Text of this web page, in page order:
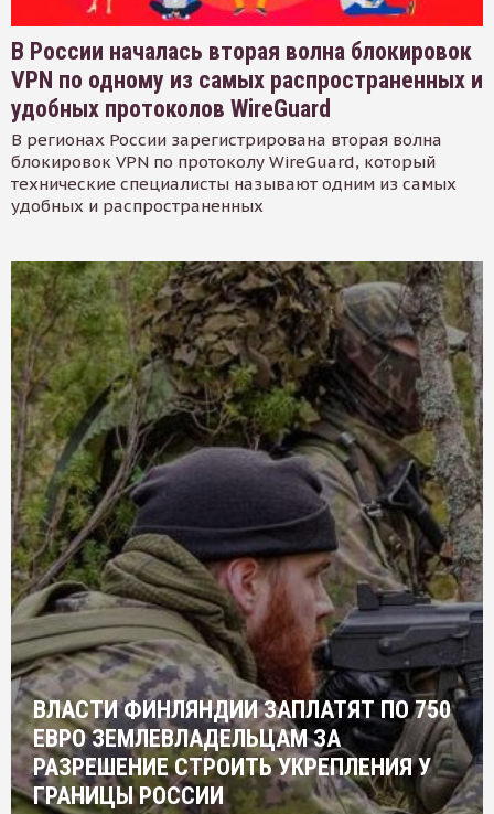
В России началась вторая волна блокировок
VPN по одному из самых распространенных и
удобных протоколов WireGuard
В регионах России зарегистрирована вторая волна
блокировок VPN по протоколу WireGuard, который
технические специалисты называют одним из самых
удобных и распространенных
ВЛАСТИ ФИНЛЯНДИИ ЗАПЛАТЯТ ПО 750
ЕВРО ЗЕМЛЕВЛАДЕЛЬЦАМ ЗА
РАЗРЕШЕНИЕ СТРОИТЬ УКРЕПЛЕНИЯ У
ГРАНИЦЫ РОССИИ